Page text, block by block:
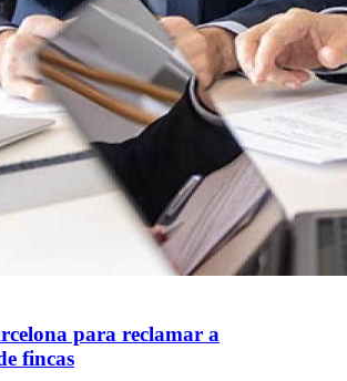
para reclamar a
fincas